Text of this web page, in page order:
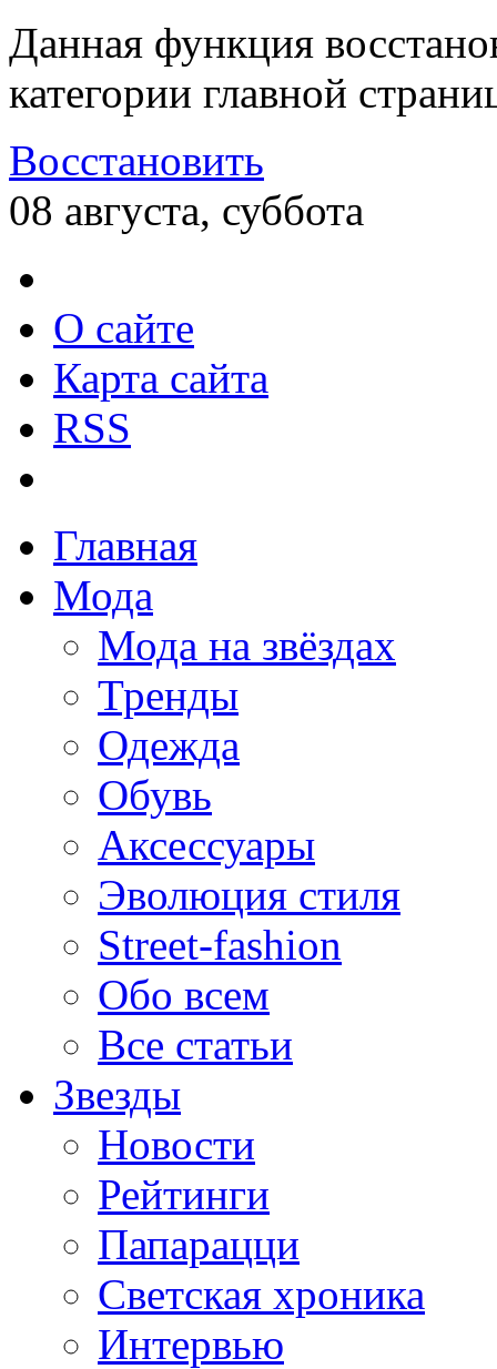
Данная функция
категории главной
Восстановить
08 августа, суббота
О сайте
Карта сайта
RSS
Главная
Мода
Мода на звёздах
Тренды
Одежда
Обувь
Аксессуары
Эволюция стиля
Street-fashion
Обо всем
Все статьи
Звезды
Новости
Рейтинги
Папарацци
Светская хроника
Интервью